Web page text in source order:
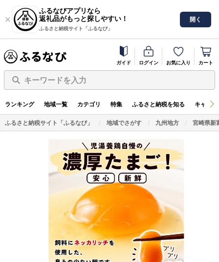
ふるなびアプリなら
返礼品がもっと探しやすい！
ふるさと納税サイト「ふるなび」
開く
ガイド ログイン お気に入り カート
キーワードを入力
ランキング 地域一覧 カテゴリ 特集 ふるさと納税を知る キャン
ふるさと納税サイト「ふるなび」 地域でさがす 九州地方 宮崎県新